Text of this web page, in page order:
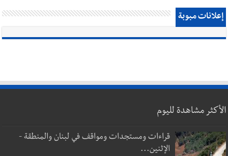
إعلانات مبوبة
الأكثر مشاهدة لليوم
قراءات ومستجدات ومواقف في لبنان والمنطقة -
الإثنين...